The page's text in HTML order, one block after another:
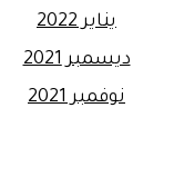
يناير 2022
ديسمبر 2021
نوفمبر 2021